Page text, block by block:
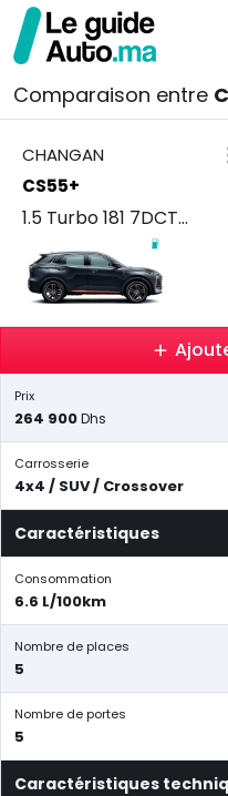
Comparaison entre
CHANGAN
CS55+
1.5 Turbo 181 7DCT Confort
Prix
264 900Dhs
Carrosserie
4x4 / SUV / Crossover
Caractéristiques
Consommation
6.6 L/100km
Nombre de places
5
Nombre de portes
5
Caractéristiques